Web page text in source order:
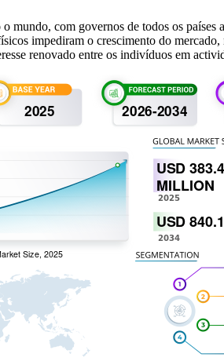
com governos de todos os
impediram o crescimento do
renovado entre os indivíduos em